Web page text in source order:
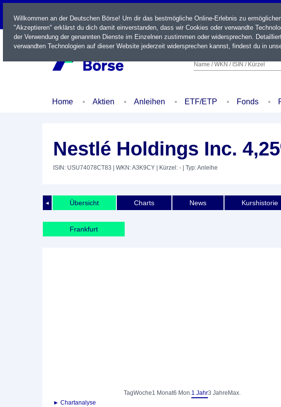
LIVE
Name / WKN / ISIN / Kürzel
Home Aktien Anleihen ETF/ETP Fonds
Nestlé Holdings Inc.
ISIN: USU74078CT83 | WKN: A3K9CY | Kürzel: - | Typ: Anleihe
◄ Übersicht Charts News Kurshistorie
Frankfurt
TagWoche1 Monat6 Mon.1 Jahr3 Jahre Max.
► Chartanalyse
Willkommen an der Deutschen Börse! Um dir das bestmögliche Online-Erlebnis zu
"Akzeptieren" erklärst du dich damit einverstanden, dass wir Cookies oder verwandte
der Verwendung der genannten Dienste im Einzelnen zustimmen oder widersprechen.
verwandten Technologien auf dieser Website jederzeit widersprechen kannst, findest du in